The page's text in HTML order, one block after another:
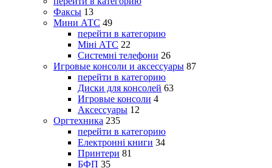
Факсы 13
Мини АТС 49
перейти в категорию
Міні АТС 22
Системні телефони 26
Игровые консоли и аксессуары 87
перейти в категорию
Диски для консолей 63
Игровые консоли 4
Аксессуары 12
Оргтехника 235
перейти в категорию
Електронні книги 34
Принтери 81
БФП 35